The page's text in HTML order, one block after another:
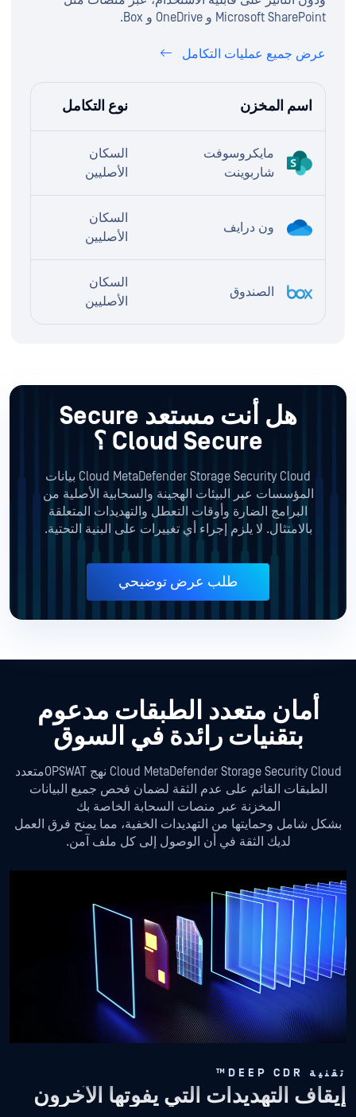
Microsoft SharePoint و OneDrive و Box.
عرض جميع عمليات التكامل
اسم المخزن نوع التكامل
مايكروسوفت
شاربوينت
السكان
الأصليين
ون درايف
السكان
الأصليين
الصندوق
السكان
الأصليين
هل أنت مستعد Secure
Cloud Secure ؟
Cloud MetaDefender Storage Security Cloud بيانات
المؤسسات عبر البيئات الهجينة والسحابية الأصلية من
البرامج الضارة وأوقات التعطل والتهديدات المتعلقة
بالامتثال. لا يلزم إجراء أي تغييرات على البنية التحتية.
طلب عرض توضيحي
أمان متعدد الطبقات مدعوم
بتقنيات رائدة في السوق
Cloud MetaDefender Storage Security Cloud نهج OPSWATمتعدد
الطبقات القائم على عدم الثقة لضمان فحص جميع البيانات
المخزنة عبر منصات السحابة الخاصة بك
بشكل شامل وحمايتها من التهديدات الخفية، مما يمنح فرق العمل
لديك الثقة في أن الوصول إلى كل ملف آمن.
تقنية DEEP CDR™
إيقاف التهديدات التي يفوتها الآخرون